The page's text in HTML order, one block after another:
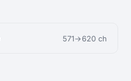
571→620 ch